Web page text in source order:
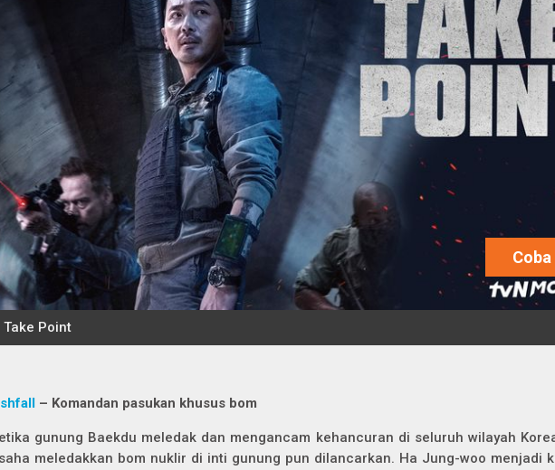
– Komandan pasukan khusus bom
gunung Baekdu meledak dan mengancam kehancuran di seluruh wilayah
meledakkan bom nuklir di inti gunung pun dilancarkan. Ha Jung-woo menjadi